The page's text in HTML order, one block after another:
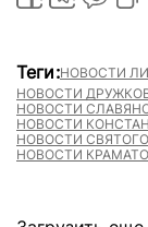
Теги:НОВОСТИ
НОВОСТИ
НОВОСТИ
НОВОСТИ
НОВОСТИ
НОВОСТИ